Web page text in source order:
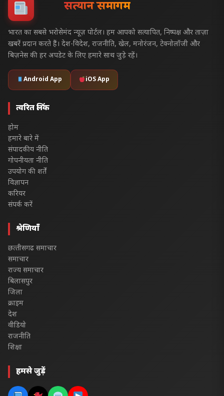
सत्यज्ञान समागम
भारत का सबसे भरोसेमंद न्यूज़ पोर्टल। हम आपको सत्यापित, निष्पक्ष और ताज़ा
खबरें प्रदान करते हैं। देश-विदेश, राजनीति, खेल, मनोरंजन, टेक्नोलॉजी और
बिज़नेस की हर अपडेट के लिए हमारे साथ जुड़े रहें।
Android App iOS App
त्वरित लिंक
होम
हमारे बारे में
संपादकीय नीति
गोपनीयता नीति
उपयोग की शर्तें
विज्ञापन
करियर
संपर्क करें
श्रेणियाँ
छत्‍तीसगढ समाचार
समाचार
राज्य समाचार
बिलासपुर
जिला
क्राइम
देश
वीडियो
राजनीति
शिक्षा
हमसे जुड़ें